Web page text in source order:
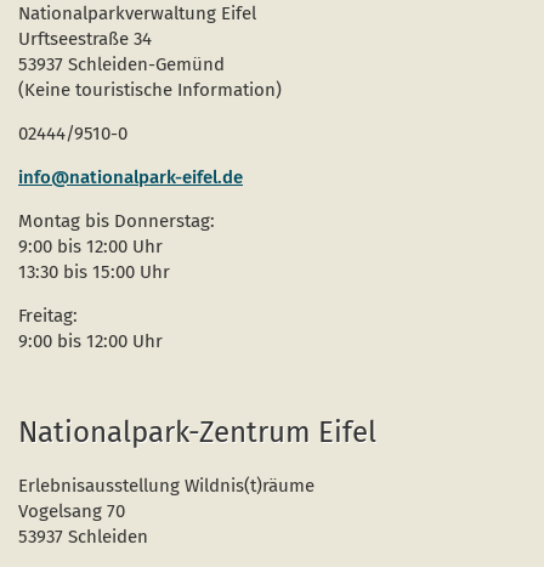
Nationalparkverwaltung Eifel
Urftseestraße 34
53937 Schleiden-Gemünd
(Keine touristische Information)
02444/9510-0
info@nationalpark-eifel.de
Montag bis Donnerstag:
9:00 bis 12:00 Uhr
13:30 bis 15:00 Uhr
Freitag:
9:00 bis 12:00 Uhr
Nationalpark-Zentrum Eifel
Erlebnisausstellung Wildnis(t)räume
Vogelsang 70
53937 Schleiden